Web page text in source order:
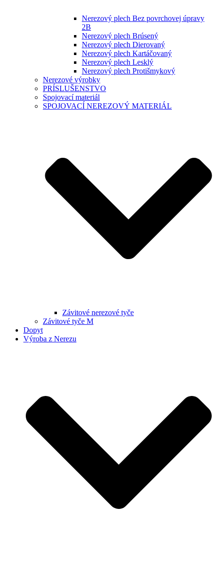
Nerezový plech Bez povrchovej úpravy
2B
Nerezový plech Brúsený
Nerezový plech Dierovaný
Nerezový plech Kartáčovaný
Nerezový plech Lesklý
Nerezový plech Protišmykový
Nerezové výrobky
PRÍSLUŠENSTVO
Spojovací materiál
SPOJOVACÍ NEREZOVÝ MATERIÁL
Závitové nerezové tyče
Závitové tyče M
Dopyt
Výroba z Nerezu